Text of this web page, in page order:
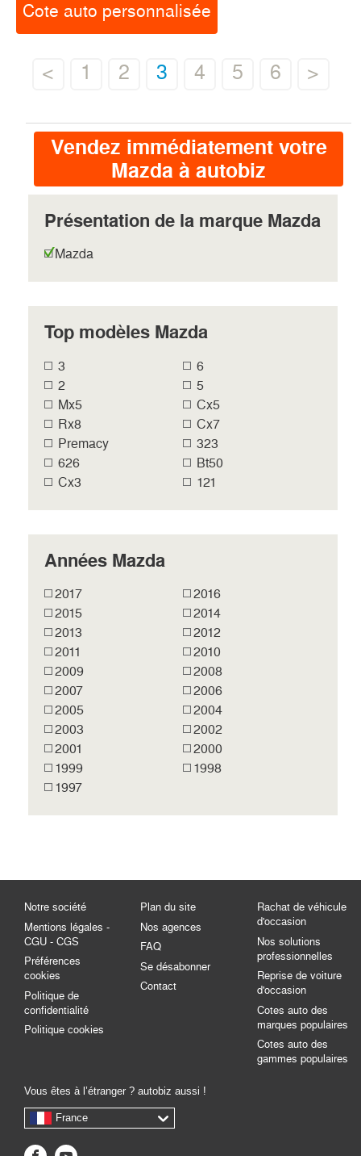
Cote auto personnalisée
< 1 2 3 4 5 6 >
Vendez immédiatement votre
Mazda à autobiz
Présentation de la marque Mazda
Mazda
Top modèles Mazda
3
6
2
5
Mx5
Cx5
Rx8
Cx7
Premacy
323
626
Bt50
Cx3
121
Années Mazda
2017
2016
2015
2014
2013
2012
2011
2010
2009
2008
2007
2006
2005
2004
2003
2002
2001
2000
1999
1998
1997
Notre société
Mentions légales -
CGU - CGS
Préférences
cookies
Politique de
confidentialité
Politique cookies
Plan du site
Nos agences
FAQ
Se désabonner
Contact
Rachat de véhicule
d'occasion
Nos solutions
professionnelles
Reprise de voiture
d'occasion
Cotes auto des
marques populaires
Cotes auto des
gammes populaires
Vous êtes à l’étranger ? autobiz aussi !
France